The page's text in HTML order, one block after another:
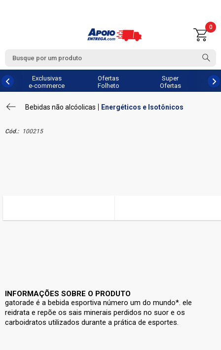
0
Exclusivas
e-commerce
Ofertas
Folheto
Super
Ofertas
Bebidas não alcóolicas Energéticos e Isotônicos
Cód.: 100215
INFORMAÇÕES SOBRE O PRODUTO
gatorade é a bebida esportiva número um do mundo*. ele
reidrata e repõe os sais minerais perdidos no suor e os
carboidratos utilizados durante a prática de esportes.